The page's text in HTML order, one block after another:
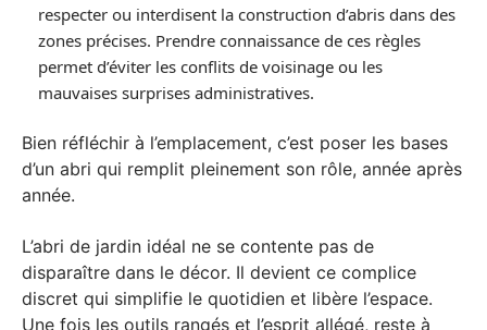
respecter ou interdisent la construction d’abris dans des
zones précises. Prendre connaissance de ces règles
permet d’éviter les conflits de voisinage ou les
mauvaises surprises administratives.
Bien réfléchir à l’emplacement, c’est poser les bases
d’un abri qui remplit pleinement son rôle, année après
année.
L’abri de jardin idéal ne se contente pas de
disparaître dans le décor. Il devient ce complice
discret qui simplifie le quotidien et libère l’espace.
Une fois les outils rangés et l’esprit allégé, reste à